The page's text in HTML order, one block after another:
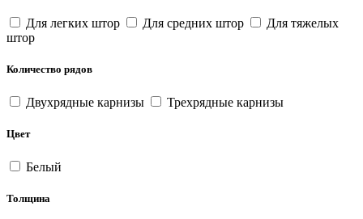
Для легких штор Для средних штор
Для тяжелых
штор
Количество рядов
Двухрядные карнизы Трехрядные карнизы
Цвет
Белый
Толщина